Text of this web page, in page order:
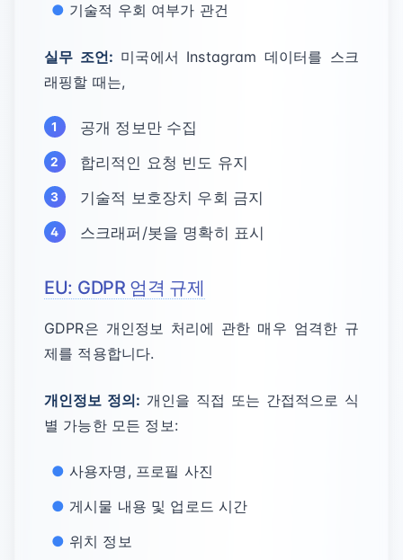
기술적 우회 여부가 관건
실무 조언: 미국에서 Instagram 데이터를 스크
래핑할 때는,
공개 정보만 수집
합리적인 요청 빈도 유지
기술적 보호장치 우회 금지
스크래퍼/봇을 명확히 표시
EU: GDPR 엄격 규제
GDPR은 개인정보 처리에 관한 매우 엄격한 규
제를 적용합니다.
개인정보 정의: 개인을 직접 또는 간접적으로 식
별 가능한 모든 정보:
사용자명, 프로필 사진
게시물 내용 및 업로드 시간
위치 정보